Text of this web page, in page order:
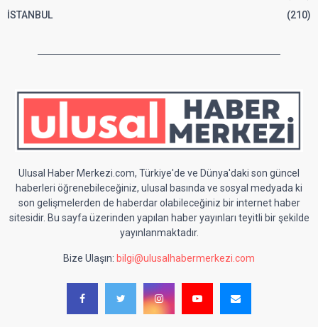
İSTANBUL
(210)
Ulusal Haber Merkezi.com, Türkiye'de ve Dünya'daki son güncel
haberleri öğrenebileceğiniz, ulusal basında ve sosyal medyada ki
son gelişmelerden de haberdar olabileceğiniz bir internet haber
sitesidir. Bu sayfa üzerinden yapılan haber yayınları teyitli bir şekilde
yayınlanmaktadır.
Bize Ulaşın: bilgi@ulusalhabermerkezi.com